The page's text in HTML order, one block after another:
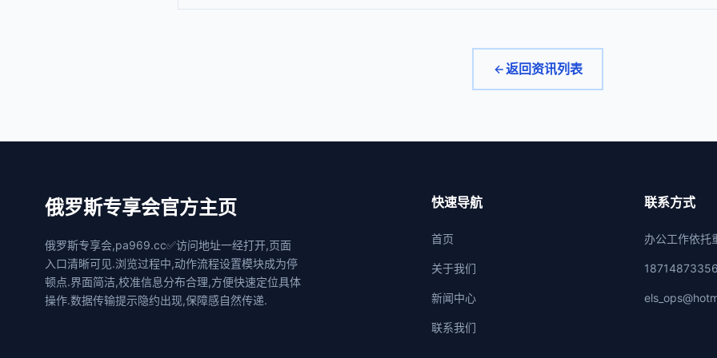
返回资讯列表
俄罗斯专享会官方主页
俄罗斯专享会,pa969.cc✅访问地址一经打开,页面
入口清晰可见.浏览过程中,动作流程设置模块成为停
顿点.界面简洁,校准信息分布合理,方便快速定位具体
操作.数据传输提示隐约出现,保障感自然传递.
快速导航
首页
关于我们
新闻中心
联系我们
联系方式
办公工作依托
18714873356